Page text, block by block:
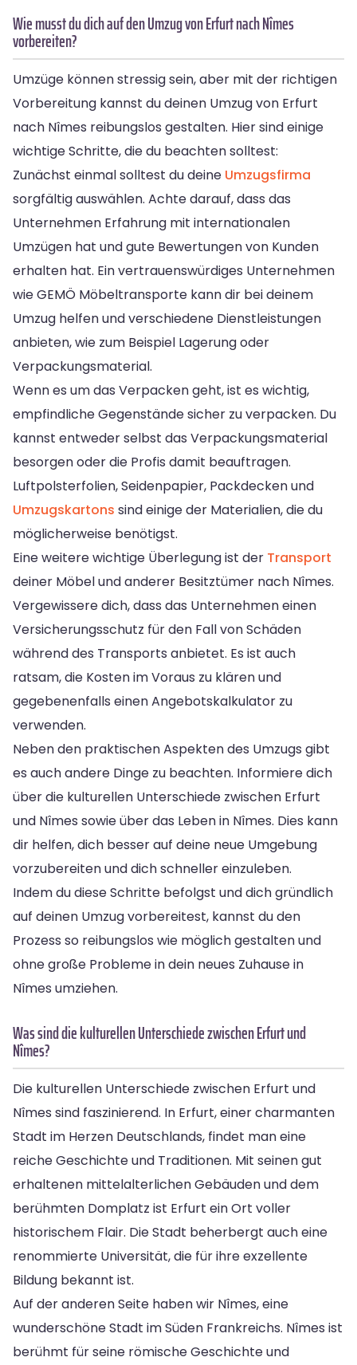
Wie musst du dich auf den Umzug von Erfurt nach Nîmes
vorbereiten?
Umzüge können stressig sein, aber mit der richtigen
Vorbereitung kannst du deinen Umzug von Erfurt
nach Nîmes reibungslos gestalten. Hier sind einige
wichtige Schritte, die du beachten solltest:
Zunächst einmal solltest du deine Umzugsfirma
sorgfältig auswählen. Achte darauf, dass das
Unternehmen Erfahrung mit internationalen
Umzügen hat und gute Bewertungen von Kunden
erhalten hat. Ein vertrauenswürdiges Unternehmen
wie GEMÖ Möbeltransporte kann dir bei deinem
Umzug helfen und verschiedene Dienstleistungen
anbieten, wie zum Beispiel Lagerung oder
Verpackungsmaterial.
Wenn es um das Verpacken geht, ist es wichtig,
empfindliche Gegenstände sicher zu verpacken. Du
kannst entweder selbst das Verpackungsmaterial
besorgen oder die Profis damit beauftragen.
Luftpolsterfolien, Seidenpapier, Packdecken und
Umzugskartons sind einige der Materialien, die du
möglicherweise benötigst.
Eine weitere wichtige Überlegung ist der Transport
deiner Möbel und anderer Besitztümer nach Nîmes.
Vergewissere dich, dass das Unternehmen einen
Versicherungsschutz für den Fall von Schäden
während des Transports anbietet. Es ist auch
ratsam, die Kosten im Voraus zu klären und
gegebenenfalls einen Angebotskalkulator zu
verwenden.
Neben den praktischen Aspekten des Umzugs gibt
es auch andere Dinge zu beachten. Informiere dich
über die kulturellen Unterschiede zwischen Erfurt
und Nîmes sowie über das Leben in Nîmes. Dies kann
dir helfen, dich besser auf deine neue Umgebung
vorzubereiten und dich schneller einzuleben.
Indem du diese Schritte befolgst und dich gründlich
auf deinen Umzug vorbereitest, kannst du den
Prozess so reibungslos wie möglich gestalten und
ohne große Probleme in dein neues Zuhause in
Nîmes umziehen.
Was sind die kulturellen Unterschiede zwischen Erfurt und
Nîmes?
Die kulturellen Unterschiede zwischen Erfurt und
Nîmes sind faszinierend. In Erfurt, einer charmanten
Stadt im Herzen Deutschlands, findet man eine
reiche Geschichte und Traditionen. Mit seinen gut
erhaltenen mittelalterlichen Gebäuden und dem
berühmten Domplatz ist Erfurt ein Ort voller
historischem Flair. Die Stadt beherbergt auch eine
renommierte Universität, die für ihre exzellente
Bildung bekannt ist.
Auf der anderen Seite haben wir Nîmes, eine
wunderschöne Stadt im Süden Frankreichs. Nîmes ist
berühmt für seine römische Geschichte und